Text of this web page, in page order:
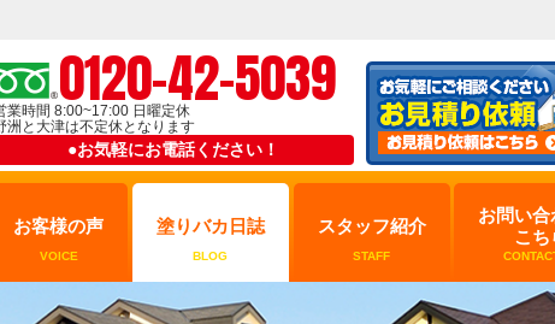
0120-42-5039
業時間 8:00~17:00 日曜定休
洲と大津は不定休となります
●お気軽にお電話ください！
お客様の声
VOICE
塗りバカ日誌
BLOG
スタッフ紹介
STAFF
お問い合
こち